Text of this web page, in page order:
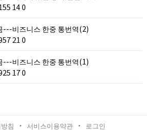
140
---비즈니스 한중 통번역(2)
210
---비즈니스 한중 통번역(1)
170
침 서비스이용약관 로그인